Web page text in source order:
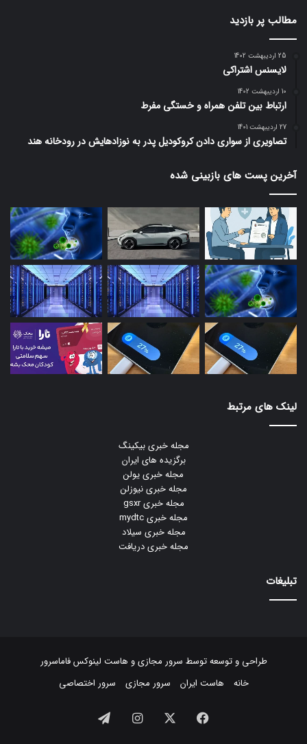
مطالب پر بازدید
25 اردیبهشت 1402
لایسنس اشتراکی
10 اردیبهشت 1402
ارتباط بین تلفن همراه و خستگی مفرط
27 اردیبهشت 1401
تصاویری از سواری دادن کروکودیل پدر به نوزادهایش در رودخانه هند
آخرین پست های بازبینی شده
لینک های مرتبط
مجله خبری بیکینگ
برگزیده های ایران
مجله خبری یولن
مجله خبری نیوزلن
مجله خبری gsxr
مجله خبری mydtc
مجله خبری سیلاد
مجله خبری دریافت
تبلیغات
طراحی و توسعه توسط سرور مجازیو هاست لینوکسفاماسرور
خانه
هاست ایران سرور مجازی سرور اختصاصی
فیسبوک ایکس اینستاگرام